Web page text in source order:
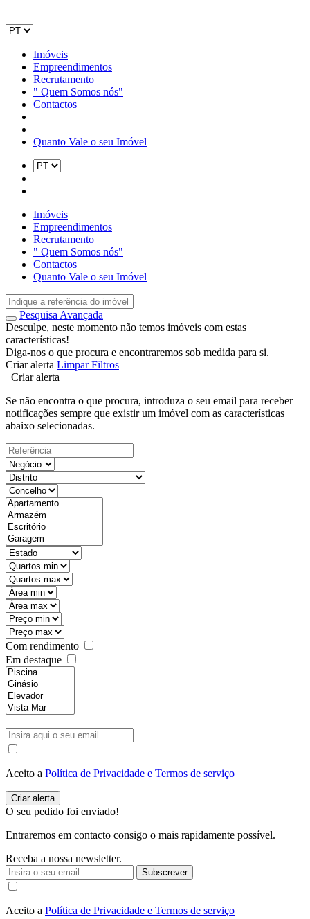
Imóveis
Empreendimentos
Recrutamento
" Quem Somos nós"
Contactos
Quanto Vale o seu Imóvel
Imóveis
Empreendimentos
Recrutamento
" Quem Somos nós"
Contactos
Quanto Vale o seu Imóvel
Pesquisa Avançada
Desculpe, neste momento não temos imóveis com estas
características!
Diga-nos o que procura e encontraremos sob medida para si.
Criar alerta Limpar Filtros
Criar alerta
Se não encontra o que procura, introduza o seu email para receber
notificações sempre que existir um imóvel com as características
abaixo selecionadas.
Com rendimento
Em destaque
Aceito a Política de Privacidade e Termos de serviço
O seu pedido foi enviado!
Entraremos em contacto consigo o mais rapidamente possível.
Receba a nossa newsletter.
Subscrever
Aceito a Política de Privacidade e Termos de serviço